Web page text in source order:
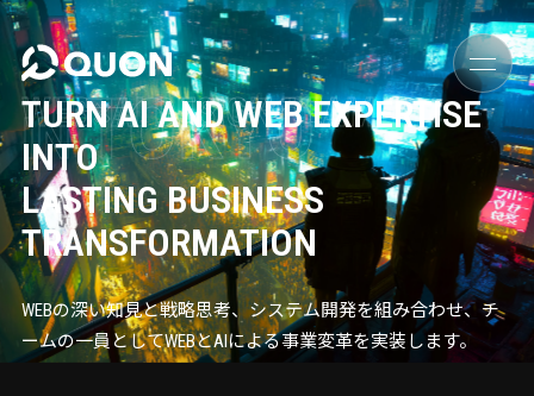
WEB×AI DESIGN TEAM
INTOKYO
TURN AI AND WEB EXPERTISE
INTO
LASTING BUSINESS
TRANSFORMATION
WEBの深い知見と戦略思考、システム開発を組み合わせ、チ
ームの一員としてWEBとAIによる事業変革を実装します。